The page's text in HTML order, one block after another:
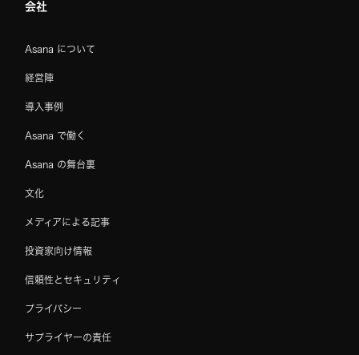
会社
Asana について
経営陣
導入事例
Asana で働く
Asana の舞台裏
文化
メディアによる記事
投資家向け情報
信頼性とセキュリティ
プライバシー
サプライヤーの責任